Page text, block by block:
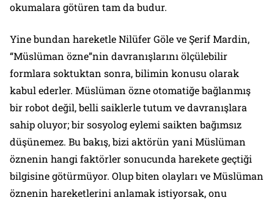
okumalara götüren tam da budur.
Yine bundan hareketle Nilüfer Göle ve Şerif Mardin,
“Müslüman özne”nin davranışlarını ölçülebilir
formlara soktuktan sonra, bilimin konusu olarak
kabul ederler. Müslüman özne otomatiğe bağlanmış
bir robot değil, belli saiklerle tutum ve davranışlara
sahip oluyor; bir sosyolog eylemi saikten bağımsız
düşünemez. Bu bakış, bizi aktörün yani Müslüman
öznenin hangi faktörler sonucunda harekete geçtiği
bilgisine götürmüyor. Olup biten olayları ve Müslüman
öznenin hareketlerini anlamak istiyorsak, onu